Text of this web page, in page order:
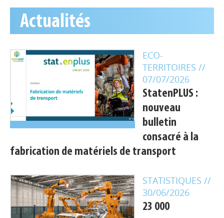
Actualités
ECO-
TERRITOIRES //
07/07/2026
StatenPLUS :
nouveau
bulletin
consacré à la
fabrication de matériels de transport
STATISTIQUES //
30/06/2026
23 000